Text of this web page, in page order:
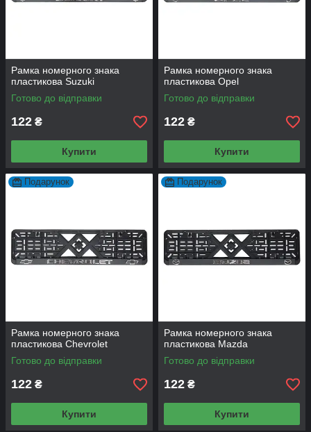
Рамка номерного знака
пластикова Suzuki
Готово до відправки
122 ₴
Купити
Рамка номерного знака
пластикова Opel
Готово до відправки
122 ₴
Купити
Подарунок
Рамка номерного знака
пластикова Chevrolet
Готово до відправки
122 ₴
Купити
Подарунок
Рамка номерного знака
пластикова Mazda
Готово до відправки
122 ₴
Купити